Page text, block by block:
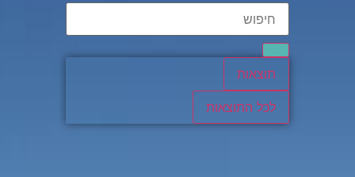
תוצאות
לכל התוצאות